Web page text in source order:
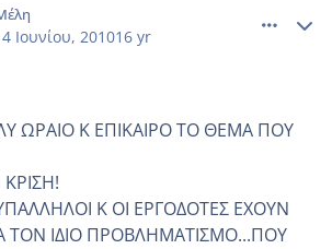
4 Ιουνίου, 201016 yr
ΩΡΑΙΟ Κ ΕΠΙΚΑΙΡΟ ΤΟ ΘΕΜΑ ΠΟΥ
Κ ΟΙ ΕΡΓΟΔΟΤΕΣ ΕΧΟΥΝ
ΤΟΝ ΙΔΙΟ ΠΡΟΒΛΗΜΑΤΙΣΜΟ...ΠΟΥ